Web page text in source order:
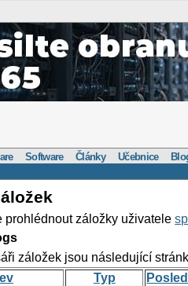
Software Články Učebnice
prohlédnout záložky uživatele
záložek jsou následující
Typ